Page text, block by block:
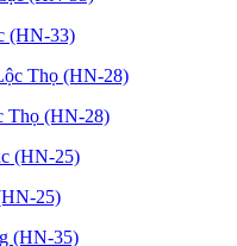
(HN-33)
Thọ (HN-28)
25)